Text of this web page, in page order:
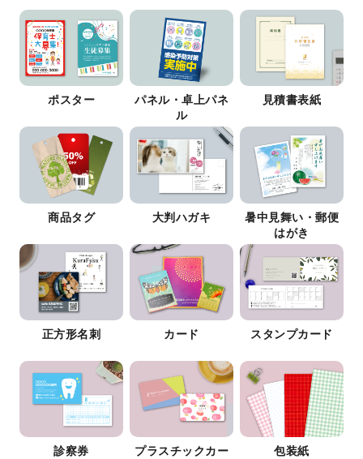
ポスター
パネル・卓上パネ
ル
見積書表紙
商品タグ 大判ハガキ
暑中見舞い・郵便
はがき
正方形名刺 カード スタンプカード
診察券
プラスチックカー
包装紙